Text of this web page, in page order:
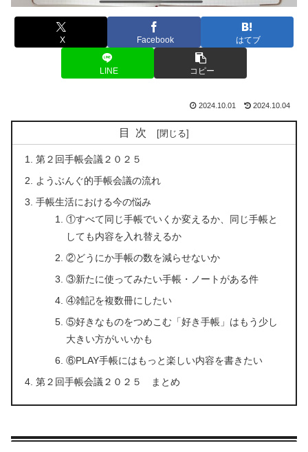
X Facebook はてブ
LINE コピー
2024.10.01 2024.10.04
目次
第２回手帳会議２０２５
ようぶんぐ的手帳会議の流れ
手帳生活における今の悩み
①すべて同じ手帳でいくか変えるか、同じ手帳と
しても内容を入れ替えるか
②どうにか手帳の数を減らせないか
③新たに使ってみたい手帳・ノートがある件
④雑記を複数冊にしたい
⑤好きなものをつめこむ「好き手帳」はもう少し
大きい方がいいかも
⑥PLAY手帳にはもっと楽しい内容を書きたい
第２回手帳会議２０２５ まとめ